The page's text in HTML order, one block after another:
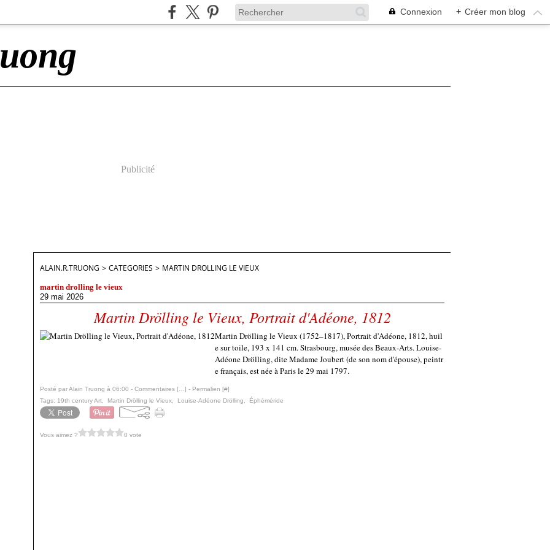
Connexion + Créer mon blog
Publicité
ALAIN.R.TRUONG > CATEGORIES > MARTIN DROLLING LE VIEUX
martin drolling le vieux
29 mai 2026
Martin Drölling le Vieux, Portrait d'Adéone, 1812
Martin Drölling le Vieux (1752–1817), Portrait d'Adéone, 1812, huil
e sur toile, 193 x 141 cm. Strasbourg, musée des Beaux-Arts. Louise-
Adéone Drölling, dite Madame Joubert (de son nom d'épouse), peintr
e français, est née à Paris le 29 mai 1797.
Posté par Alain Truong à 06:00 - Commentaires [ ] - Permalien [#]
Tags: 19th century Art Martin Drölling le Vieux Louise-Adéone Drölling Éphéméride
Vous aimez ? 0 vote